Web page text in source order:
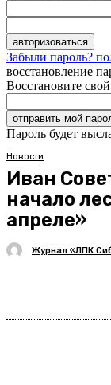
Забыли пароль?
восстановление
Восстановите
Пароль будет
Новости
Иван
начало
апреле»
Журнал «ЛПК